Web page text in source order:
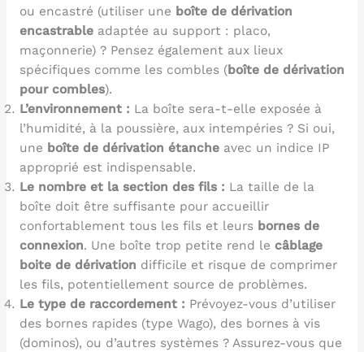
ou encastré (utiliser une boîte de dérivation
encastrableadaptée au support : placo,
maçonnerie) ? Pensez également aux lieux
spécifiques comme les combles (boîte de dérivation
pour combles).
L’environnement : La boîte sera-t-elle exposée à
l’humidité, à la poussière, aux intempéries ? Si oui,
une boîte de dérivation étancheavec un indice IP
approprié est indispensable.
Le nombre et la section des fils : La taille de la
boîte doit être suffisante pour accueillir
confortablement tous les fils et leurs bornes de
connexion. Une boîte trop petite rend le câblage
boite de dérivation difficile et risque de comprimer
les fils, potentiellement source de problèmes.
Le type de raccordement : Prévoyez-vous d’utiliser
des bornes rapides (type Wago), des bornes à vis
(dominos), ou d’autres systèmes ? Assurez-vous que